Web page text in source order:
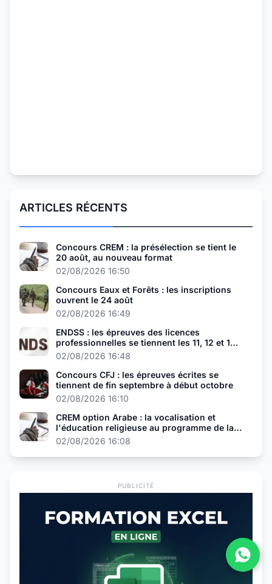
ARTICLES RÉCENTS
Concours CREM : la présélection se tient le
20 août, au nouveau format
02/08/2026 16:50
Concours Eaux et Forêts : les inscriptions
ouvrent le 24 août
02/08/2026 16:49
ENDSS : les épreuves des licences
professionnelles se tiennent les 11, 12 et 13
août
02/08/2026 16:48
Concours CFJ : les épreuves écrites se
tiennent de fin septembre à début octobre
02/08/2026 16:10
CREM option Arabe : la vocalisation et
l'éducation religieuse au programme de la
présélection
02/08/2026 16:08
PUBLICITÉ